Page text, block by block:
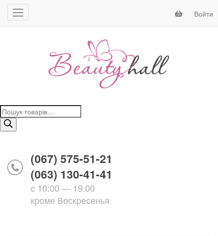
Войти
Поиск
товаров
(067) 575-51-21
(063) 130-41-41
c 10:00 — 19:00
кроме Воскресенья